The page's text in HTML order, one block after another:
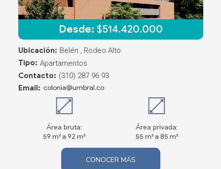
Desde: $514.420.000
Ubicación: Belén , Rodeo Alto
Tipo: Apartamentos
Contacto: (310) 287 96 93
Email: colonia@umbral.co
Área bruta:
59 m² a 92 m²
Área privada:
55 m² a 85 m²
CONOCER MÁS